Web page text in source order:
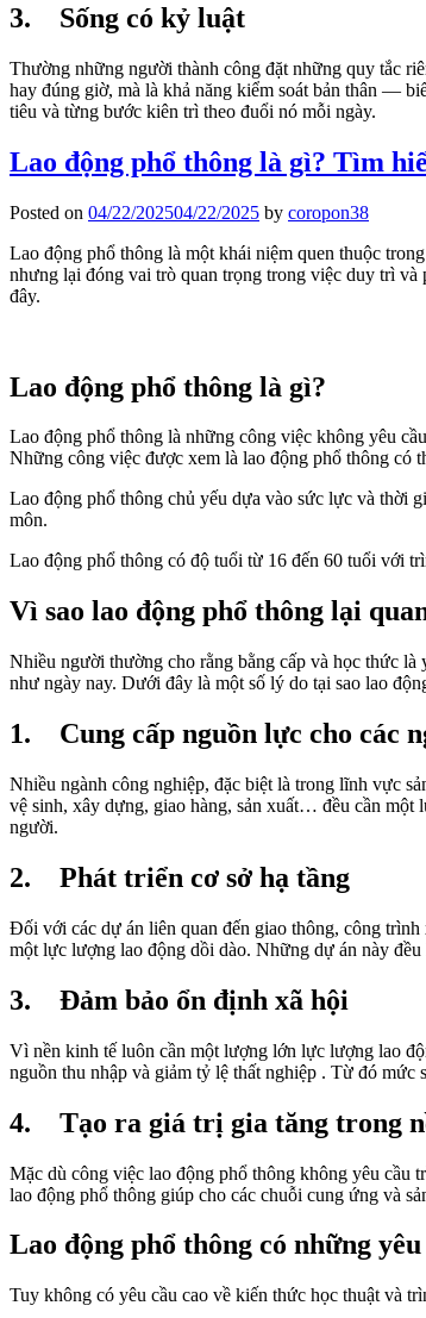
3. Sống có kỷ luật
Thường những người thành công đặt những quy tắc
hay đúng giờ, mà là khả năng kiểm soát bản thân —
tiêu và từng bước kiên trì theo đuổi nó mỗi ngày.
Lao động phổ thông là gì? Tìm
Posted on 04/22/202504/22/2025 by coropon38
Lao động phổ thông là một khái niệm quen thuộc
nhưng lại đóng vai trò quan trọng trong việc duy trì và
đây.
Lao động phổ thông là gì?
Lao động phổ thông là những công việc không yêu
Những công việc được xem là lao động phổ thông có
Lao động phổ thông chủ yếu dựa vào sức lực và thời
môn.
Lao động phổ thông có độ tuổi từ 16 đến 60 tuổi với
Vì sao lao động phổ thông lại
Nhiều người thường cho rằng bằng cấp và học thức
như ngày nay. Dưới đây là một số lý do tại sao lao
1. Cung cấp nguồn lực cho các
Nhiều ngành công nghiệp, đặc biệt là trong lĩnh vực
vệ sinh, xây dựng, giao hàng, sản xuất… đều cần một
người.
2. Phát triển cơ sở hạ tầng
Đối với các dự án liên quan đến giao thông, công
một lực lượng lao động dồi dào. Những dự án này
3. Đảm bảo ổn định xã hội
Vì nền kinh tế luôn cần một lượng lớn lực lượng lao
nguồn thu nhập và giảm tỷ lệ thất nghiệp . Từ đó mức
4. Tạo ra giá trị gia tăng trong
Mặc dù công việc lao động phổ thông không yêu cầu
lao động phổ thông giúp cho các chuỗi cung ứng và
Lao động phổ thông có những
Tuy không có yêu cầu cao về kiến thức học thuật và